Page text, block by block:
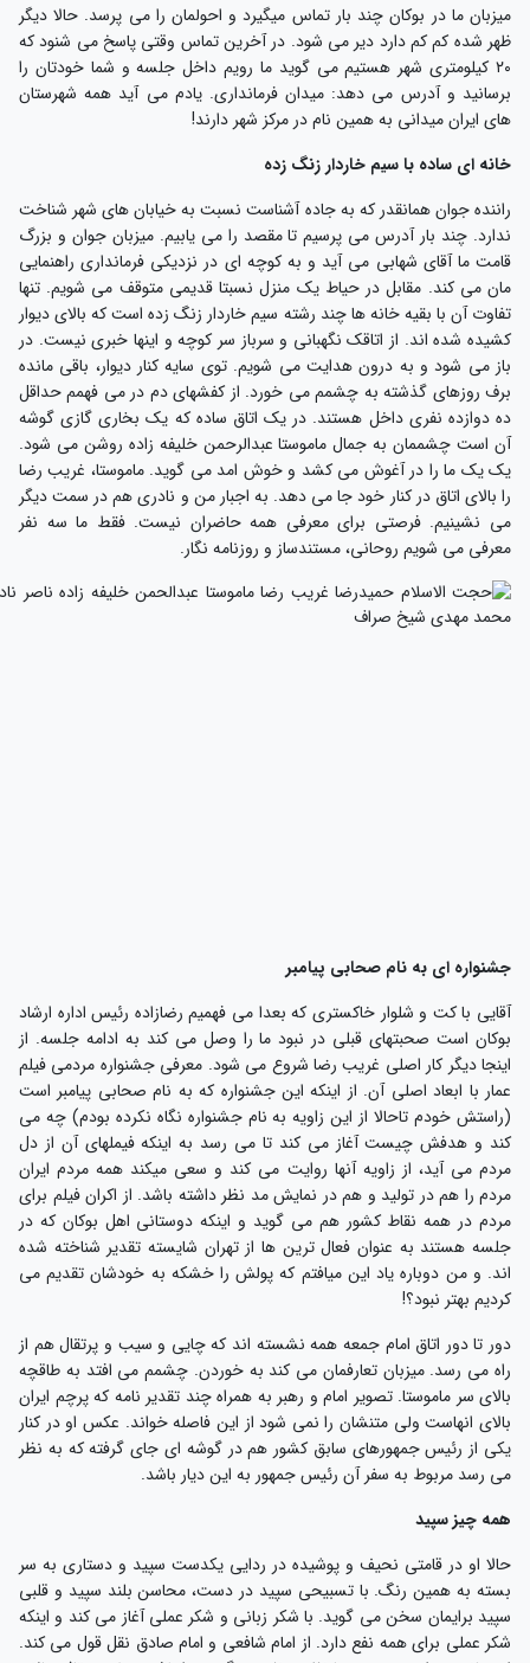
ما در بوکان چند بار تماس میگیرد و احولمان را می پرسد. حالا دیگر
شده کم کم دارد دیر می شود. در آخرین تماس وقتی پاسخ می شنود که
۲۰ کیلومتری شهر هستیم می گوید ما رویم داخل جلسه و شما خودتان را
و آدرس می دهد: میدان فرمانداری. یادم می آید همه شهرستان
ایران میدانی به همین نام در مرکز شهر دارند!
ای ساده با سیم خاردار زنگ زده
جوان همانقدر که به جاده آشناست نسبت به خیابان های شهر شناخت
چند بار آدرس می پرسیم تا مقصد را می یابیم. میزبان جوان و بزرگ
ما آقای شهابی می آید و به کوچه ای در نزدیکی فرمانداری راهنمایی
می کند. مقابل در حیاط یک منزل نسبتا قدیمی متوقف می شویم. تنها
آن با بقیه خانه ها چند رشته سیم خاردار زنگ زده است که بالای دیوار
شده اند. از اتاقک نگهبانی و سرباز سر کوچه و اینها خبری نیست. در
می شود و به درون هدایت می شویم. توی سایه کنار دیوار، باقی مانده
روزهای گذشته به چشمم می خورد. از کفشهای دم در می فهمم حداقل
دوازده نفری داخل هستند. در یک اتاق ساده که یک بخاری گازی گوشه
است چشممان به جمال ماموستا عبدالرحمن خلیفه زاده روشن می شود.
یک ما را در آغوش می کشد و خوش امد می گوید. ماموستا، غریب رضا
بالای اتاق در کنار خود جا می دهد. به اجبار من و نادری هم در سمت دیگر
نشینیم. فرصتی برای معرفی همه حاضران نیست. فقط ما سه نفر
می شویم روحانی، مستندساز و روزنامه نگار.
ای به نام صحابی پیامبر
با کت و شلوار خاکستری که بعدا می فهمیم رضازاده رئیس اداره ارشاد
است صحبتهای قبلی در نبود ما را وصل می کند به ادامه جلسه. از
دیگر کار اصلی غریب رضا شروع می شود. معرفی جشنواره مردمی فیلم
با ابعاد اصلی آن. از اینکه این جشنواره که به نام صحابی پیامبر است
خودم تاحالا از این زاویه به نام جشنواره نگاه نکرده بودم) چه می
و هدفش چیست آغاز می کند تا می رسد به اینکه فیملهای آن از دل
می آید، از زاویه آنها روایت می کند و سعی میکند همه مردم ایران
را هم در تولید و هم در نمایش مد نظر داشته باشد. از اکران فیلم برای
در همه نقاط کشور هم می گوید و اینکه دوستانی اهل بوکان که در
هستند به عنوان فعال ترین ها از تهران شایسته تقدیر شناخته شده
و من دوباره یاد این میافتم که پولش را خشکه به خودشان تقدیم می
بهتر نبود؟!
تا دور اتاق امام جمعه همه نشسته اند که چایی و سیب و پرتقال هم از
می رسد. میزبان تعارفمان می کند به خوردن. چشمم می افتد به طاقچه
سر ماموستا. تصویر امام و رهبر به همراه چند تقدیر نامه که پرچم ایران
انهاست ولی متنشان را نمی شود از این فاصله خواند. عکس او در کنار
از رئیس جمهورهای سابق کشور هم در گوشه ای جای گرفته که به نظر
رسد مربوط به سفر آن رئیس جمهور به این دیار باشد.
چیز سپید
او در قامتی نحیف و پوشیده در ردایی یکدست سپید و دستاری به سر
به همین رنگ. با تسبیحی سپید در دست، محاسن بلند سپید و قلبی
برایمان سخن می گوید. با شکر زبانی و شکر عملی آغاز می کند و اینکه
عملی برای همه نفع دارد. از امام شافعی و امام صادق نقل قول می کند.